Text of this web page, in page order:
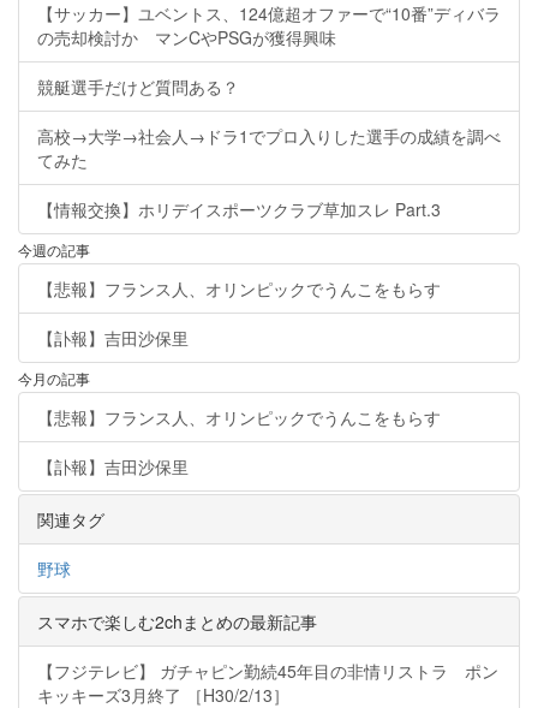
【サッカー】ユベントス、124億超オファーで“10番”ディバラ
の売却検討か マンCやPSGが獲得興味
競艇選手だけど質問ある？
高校→大学→社会人→ドラ1でプロ入りした選手の成績を調べ
てみた
【情報交換】ホリデイスポーツクラブ草加スレ Part.3
今週の記事
【悲報】フランス人、オリンピックでうんこをもらす
【訃報】吉田沙保里
今月の記事
【悲報】フランス人、オリンピックでうんこをもらす
【訃報】吉田沙保里
関連タグ
野球
スマホで楽しむ2chまとめの最新記事
【フジテレビ】 ガチャピン勤続45年目の非情リストラ ポン
キッキーズ3月終了 ［H30/2/13］